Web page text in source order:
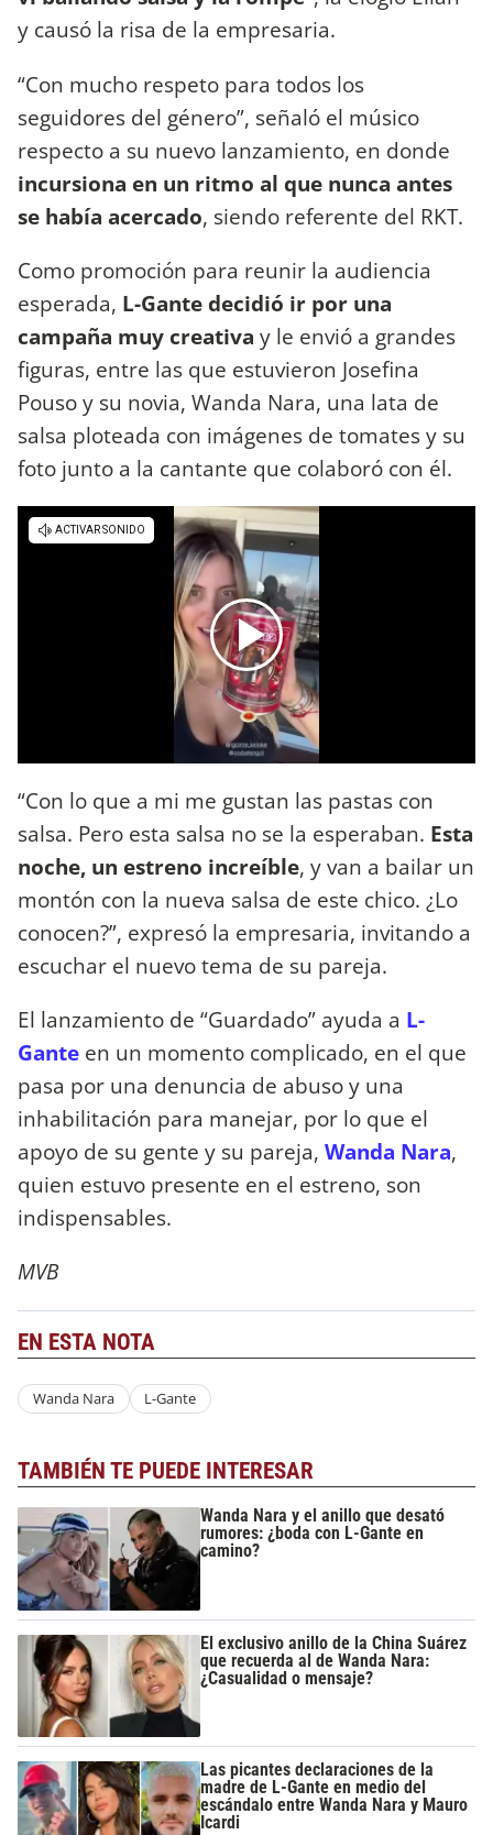
y causó la risa de la empresaria.
“Con mucho respeto para todos los
seguidores del género”, señaló el músico
respecto a su nuevo lanzamiento, en donde
incursiona en un ritmo al que nunca antes
se había acercado, siendo referente del RKT.
Como promoción para reunir la audiencia
esperada, L-Gante decidió ir por una
campaña muy creativa y le envió a grandes
figuras, entre las que estuvieron Josefina
Pouso y su novia, Wanda Nara, una lata de
salsa ploteada con imágenes de tomates y su
foto junto a la cantante que colaboró con él.
“Con lo que a mi me gustan las pastas con
salsa. Pero esta salsa no se la esperaban. Esta
noche, un estreno increíble, y van a bailar un
montón con la nueva salsa de este chico. ¿Lo
conocen?”, expresó la empresaria, invitando a
escuchar el nuevo tema de su pareja.
El lanzamiento de “Guardado” ayuda a L-
Gante en un momento complicado, en el que
pasa por una denuncia de abuso y una
inhabilitación para manejar, por lo que el
apoyo de su gente y su pareja, Wanda Nara,
quien estuvo presente en el estreno, son
indispensables.
MVB
EN ESTA NOTA
Wanda Nara L-Gante
TAMBIÉN TE PUEDE INTERESAR
Wanda Nara y el anillo que desató
rumores: ¿boda con L-Gante en
camino?
El exclusivo anillo de la China Suárez
que recuerda al de Wanda Nara:
¿Casualidad o mensaje?
Las picantes declaraciones de la
madre de L-Gante en medio del
escándalo entre Wanda Nara y Mauro
Icardi